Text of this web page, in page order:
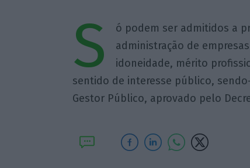
S
ó podem ser admitidos a
administração de
idoneidade, mérito
sentido de interesse público,
Gestor Público, aprovado pelo